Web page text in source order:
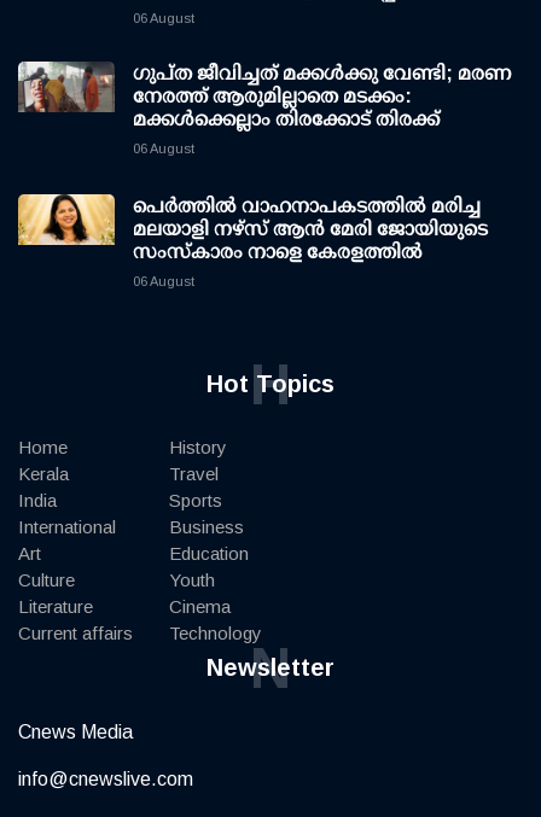
06 August
ഗുപ്ത ജീവിച്ചത് മക്കള്‍ക്കു വേണ്ടി; മരണ
നേരത്ത് ആരുമില്ലാതെ മടക്കം:
മക്കള്‍ക്കെല്ലാം തിരക്കോട് തിരക്ക്
06 August
പെർത്തിൽ വാഹനാപകടത്തിൽ മരിച്ച
മലയാളി നഴ്സ് ആൻ മേരി ജോയിയുടെ
സംസ്കാരം നാളെ കേരളത്തിൽ
06 August
Hot Topics
H
Home
Kerala
India
International
Art
Culture
Literature
Current affairs
History
Travel
Sports
Business
Education
Youth
Cinema
Technology
Newsletter
N
Cnews Media
info@cnewslive.com